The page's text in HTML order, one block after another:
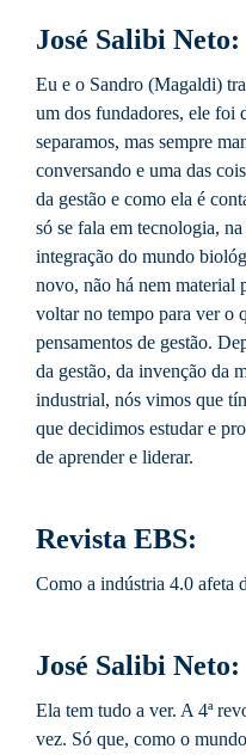
José Salibi Neto:
Eu e o Sandro (Magaldi)
um dos fundadores, ele foi
separamos, mas sempre
conversando e uma das
da gestão e como ela é
só se fala em tecnologia,
integração do mundo
novo, não há nem material
voltar no tempo para ver o
pensamentos de gestão.
da gestão, da invenção da
industrial, nós vimos que
que decidimos estudar e
de aprender e liderar.
Revista EBS:
Como a indústria 4.0 afeta
José Salibi Neto:
Ela tem tudo a ver. A 4ª
vez. Só que, como o